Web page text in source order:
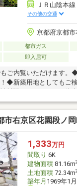
ＪＲ山陰本
その他の交通
京都府京都
都市ガス
即入居可
ご内覧いただけます
◆新築用地としてもご
川駅まで９００ｍ（徒
０ｍ（徒歩１０分）□
（徒歩８分）■太秦幼
学校まで６７０ｍ（徒
３分）■業務スーパー
モト新丸太町店まで４
井町店 まで２９０ｍ
店）まで５８０ｍ（徒歩
市右京区花園段ノ
1,333万円
間取り 6K
建物面積81.16m2
土地面積72.34m2
築年月 1969年1